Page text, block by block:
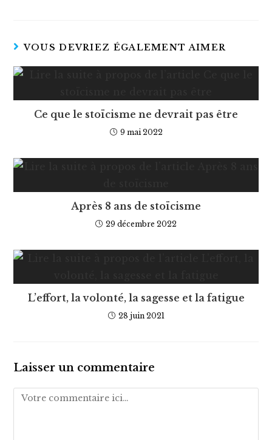
VOUS DEVRIEZ ÉGALEMENT AIMER
Ce que le stoïcisme ne devrait pas être
9 mai 2022
Après 8 ans de stoïcisme
29 décembre 2022
L’effort, la volonté, la sagesse et la fatigue
28 juin 2021
Laisser un commentaire
Comment